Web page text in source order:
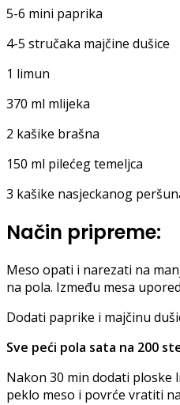
5-6 mini paprika
4-5 stručaka majčine dušice
1 limun
370 ml mlijeka
2 kašike brašna
150 ml pilećeg temeljca
3 kašike nasjeckanog
Način pripreme:
Meso opati i narezati na
na pola. Između mesa
Dodati paprike i majčinu
Sve peći pola sata na 200
Nakon 30 min dodati ploske
peklo meso i povrće vratiti